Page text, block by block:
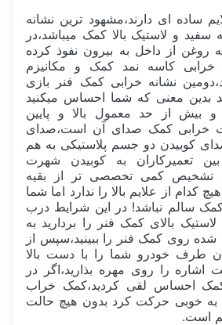
ساده ای دارند،مشهود ترین نشانه
و لاستیک بالا کمک میباشد،در
روغن از داخل به بیرون نفوذ کرده
کاسه نمد کمک و مکانیزم
نشانه خرابی کمک فنر بازی
بدین معنی که شما احساس میکنید
و بیش از حد معمول بالا و پایین
خرابی کمک صدای آن است،صدای
کوبیدن دو جسم پلاستیکی به هم
تعمیرکاران به کوبیدن شهرت
تشخیص کمی تخصصی تر از بقیه
کدام از علایم بالا را ندارد اما شما
سالم نباشد! در این شرایط درب
بالای کمک فنر را بردارید به
روی کمک فنر را ببینید،سپس از
طرف خودرو شما را با دست بالا
اشاره را روی مهره بذارید،اگر در
احساس لقی کردید،کمک خراب
خوبی حرکت کرد بدون هیچ حالت
است.